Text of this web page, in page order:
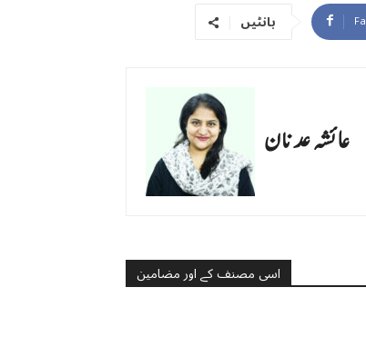
بانٹیں
عائشہ عدنان
اسی مصنف کے اور مضامین